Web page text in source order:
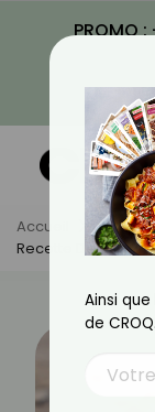
PROMO
Accueil Actus
Recette De
Ainsi
de CROQ.